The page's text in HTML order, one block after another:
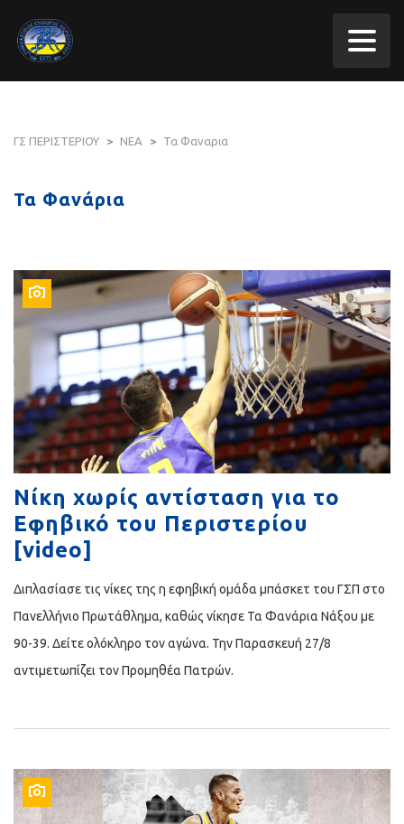
ΓΣ ΠΕΡΙΣΤΕΡΙΟΥ > ΝΕΑ > Τα Φαναρια
Τα Φανάρια
Νίκη χωρίς αντίσταση για το
Εφηβικό του Περιστερίου
[video]
Διπλασίασε τις νίκες της η εφηβική ομάδα μπάσκετ του ΓΣΠ στο
Πανελλήνιο Πρωτάθλημα, καθώς νίκησε Τα Φανάρια Νάξου με
90-39. Δείτε ολόκληρο τον αγώνα. Την Παρασκευή 27/8
αντιμετωπίζει τον Προμηθέα Πατρών.